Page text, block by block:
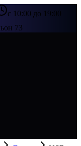
с 10:00 до 19:00
73